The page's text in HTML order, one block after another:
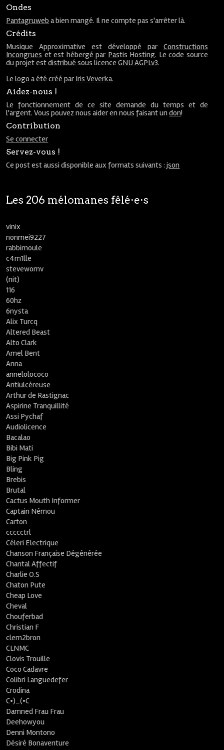
Ondes
Pantagruweb a bien mangé. Il ne compte pas s'arrêter là.
Crédits
Musique Approximative est développé par Constructions
Incongrues et est hébergé par Pastis Hosting. Le code source
du projet estdistribué sous licenceGNU AGPLv3.
Lelogo a été créé par Iris Veverka.
Aidez-nous !
Le fonctionnement de ce site demande du temps et de
l'argent. Vous pouvez nous aider en nous faisant undon!
Contribution
Se connecter
Servez-vous !
Ce post est aussi disponible aux formats suivants :json
Les 206 mélomanes fêlé⋅e⋅s
vinix
nonmei9227
rabbimoule
c4m1lle
stevewornv
(nit)
116
60hz
6nysta
Alix Turcq
Altered Beast
Alto Clark
Amel Bent
Anna
annelolococo
Antiulcéreuse
Arthur de Rastignac
Aspirine Tranquillité
Assi Pychaf
Audiolicence
Bacalao
Bibi Mati
Big Pink Pig
Bling
Brebis
Brutal
Cactus Mouth Informer
Captain Némou
Carton
ccccctrl
Céleri Electrique
Chanson Française Dégénérée
Chantal Affectif
Charlie O.S
Chaton Pute
Cheap Love
Cheval
Chouferbad
Christian F
clem2bron
CLNMC
Clovis Trouille
Coco Cadavre
Colibri Languedefer
Crodina
C•)_(•C
Damned Frau Frau
Deehowyou
Denni Montono
Désiré Bonaventure